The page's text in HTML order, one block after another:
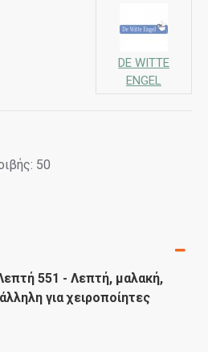
50
DE WITTE
ENGEL
551 - Λεπτή, μαλακή,
για χειροποίητες